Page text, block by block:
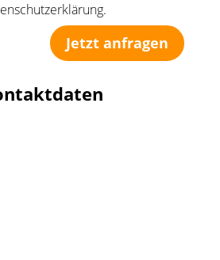
Jetzt anfragen